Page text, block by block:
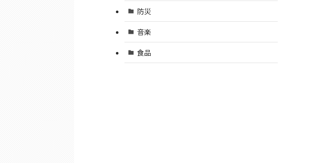
防災
音楽
食品